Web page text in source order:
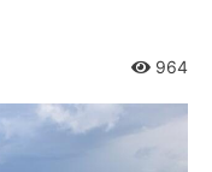
964